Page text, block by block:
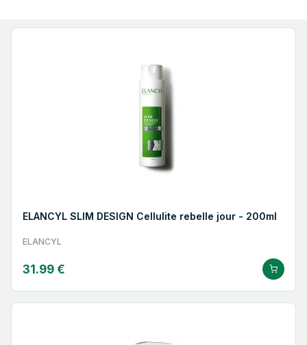
ELANCYL SLIM DESIGN Cellulite rebelle jour - 200ml
ELANCYL
31.99 €